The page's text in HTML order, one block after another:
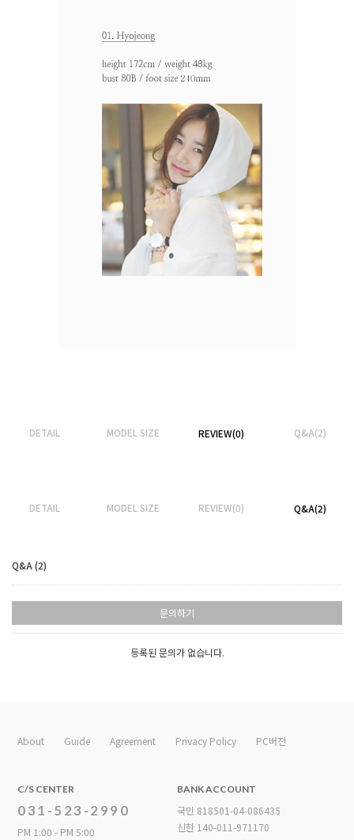
DETAIL MODEL SIZE REVIEW(0) Q&A(2)
DETAIL MODEL SIZE REVIEW(0) Q&A(2)
Q&A (2)
문의하기
등록된 문의가 없습니다.
About Guide Agreement Privacy Policy PC버전
C/S CENTER
031-523-2990
PM 1:00 - PM 5:00
BANK ACCOUNT
국민 818501-04-086435
신한 140-011-971170